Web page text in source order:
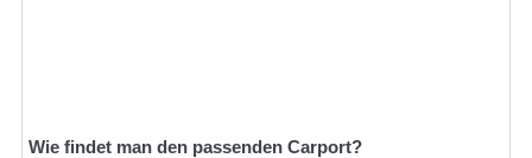
Wie findet man den passenden Carport?